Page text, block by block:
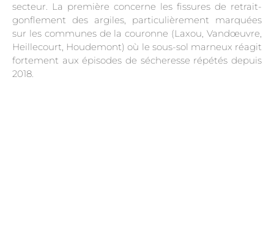
secteur. La première concerne les fissures de retrait-
gonflement des argiles, particulièrement marquées
sur les communes de la couronne (Laxou, Vandœuvre,
Heillecourt, Houdemont) où le sous-sol marneux réagit
fortement aux épisodes de sécheresse répétés depuis
2018.